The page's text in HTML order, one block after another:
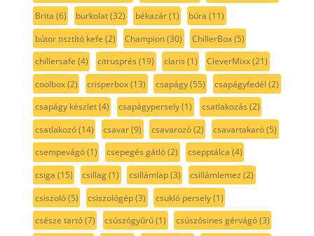
Brita (6) burkolat(32) békazár(1) búra (11)
bútor tisztító kefe (2) Champion(30) ChillerBox(5)
chillersafe (4) citrusprés (19) claris (1) CleverMixx(21)
coolbox(2) crisperbox(13) csapágy(55) csapágyfedél (2)
csapágy készlet(4) csapágypersely(1) csatlakozás (2)
csatlakozó(14) csavar(9) csavarozó(2) csavartakaró(5)
csempevágó(1) csepegés gátló(2) csepptálca (4)
csiga (15) csillag(1) csillámlap(3) csillámlemez (2)
csiszoló(5) csiszológép(3) csukló persely(1)
csésze tartó(7) csúszógyűrű(1) csúszósines gérvágó(3)